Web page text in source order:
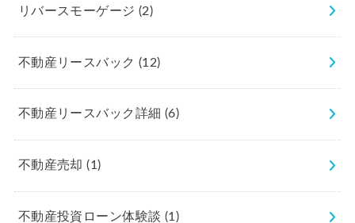
リバースモーゲージ (2)
不動産リースバック (12)
不動産リースバック詳細 (6)
不動産売却(1)
不動産投資ローン体験談 (1)